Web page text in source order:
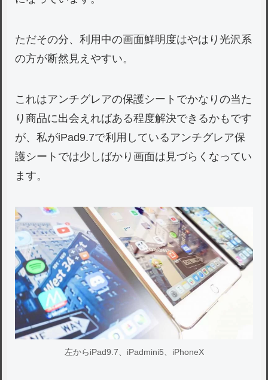
ただその分、利用中の画面鮮明度はやはり光沢系
の方が断然見えやすい。
これはアンチグレアの保護シートでかなりの当た
り商品に出会えればある程度解決できるかもです
が、私がiPad9.7で利用しているアンチグレア保
護シートでは少しばかり画面は見づらくなってい
ます。
左からiPad9.7、iPadmini5、iPhoneX